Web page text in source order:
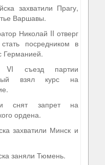
захватили Прагу,
Варшавы.
Николай II отверг
посредником в
Германией.
съезд партии
взял курс на
запрет на
ордена.
захватили Минск и
заняли Тюмень.